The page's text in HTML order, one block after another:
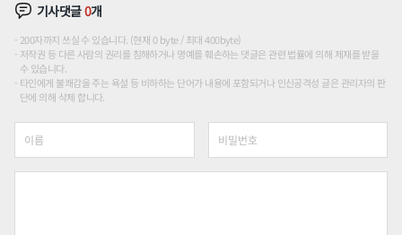
기사댓글0개
200자까지 쓰실 수 있습니다. (현재 0 byte / 최대 400byte)
저작권 등 다른 사람의 권리를 침해하거나 명예를 훼손하는 댓글은 관련 법률에 의해 제재를 받을
수 있습니다.
타인에게 불쾌감을 주는 욕설 등 비하하는 단어가 내용에 포함되거나 인신공격성 글은 관리자의 판
단에 의해 삭제 합니다.